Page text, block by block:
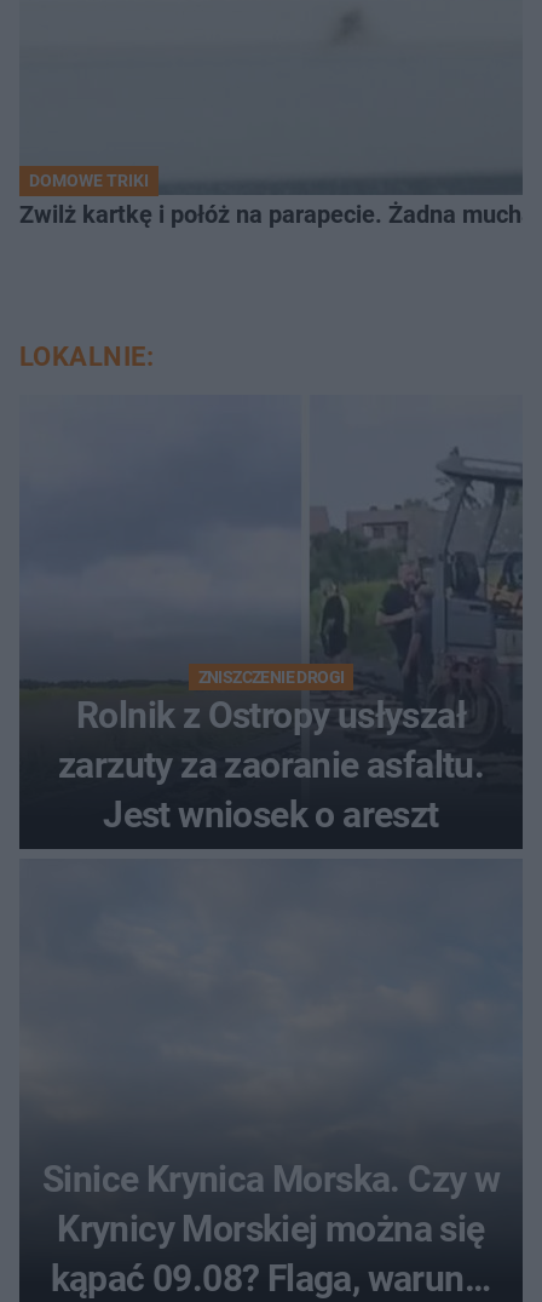
DOMOWE TRIKI
Zwilż kartkę i połóż na parapecie. Żadna
LOKALNIE:
ZNISZCZENIE DROGI
Rolnik z Ostropy usłyszał
zarzuty za zaoranie asfaltu.
Jest wniosek o areszt
Sinice Krynica Morska. Czy w
Krynicy Morskiej można się
kąpać 09.08? Flaga, warunki